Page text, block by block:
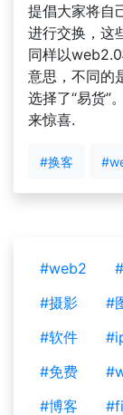
提倡大家将自
进行交换，这
同样以
意思，不同的
选择了“易货”
来惊喜.
#换客
#web2
#摄影
#
#软件
#免费
#博客